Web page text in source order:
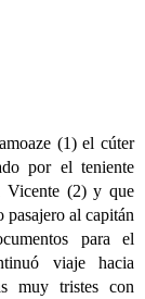
(1) el cúter
por el teniente
Vicente (2) y que
al capitán
para el
viaje hacia
muy tristes con